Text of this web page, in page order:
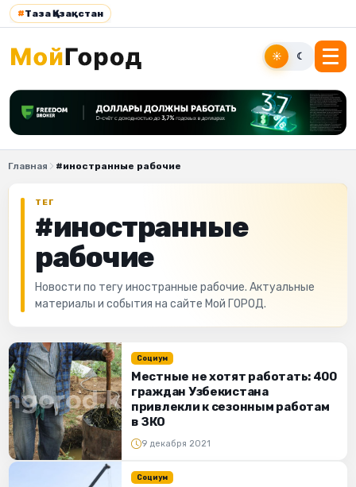
#Таза Қазақстан
☀ ☾
Главная #иностранные рабочие
ТЕГ
#иностранные
рабочие
Новости по тегу иностранные рабочие. Актуальные
материалы и события на сайте Мой ГОРОД.
Социум
Местные не хотят работать: 400
граждан Узбекистана
привлекли к сезонным работам
в ЗКО
9 декабря 2021
Социум